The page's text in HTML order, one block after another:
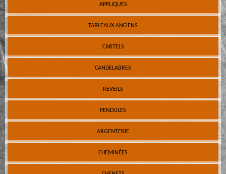
APPLIQUES
TABLEAUX ANCIENS
CARTELS
CANDELABRES
REVEILS
PENDULES
ARGENTERIE
CHEMINÉES